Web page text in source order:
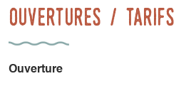
Ouvertures / tarifs
Ouverture